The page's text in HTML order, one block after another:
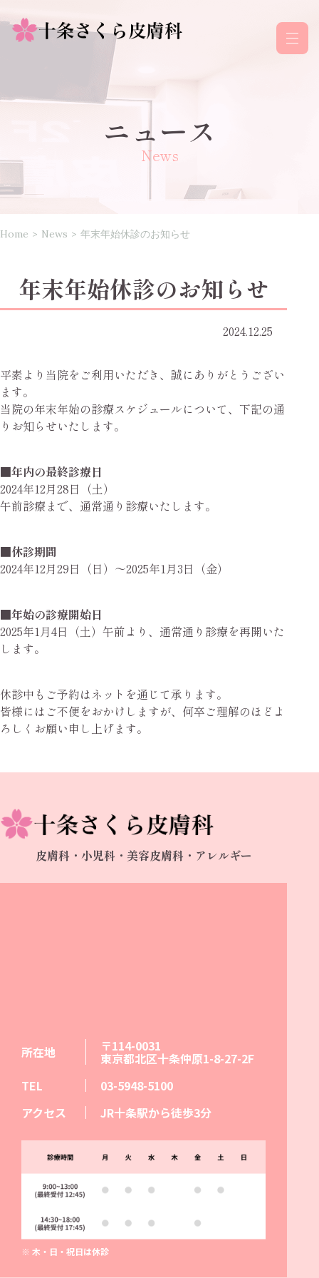
ニュース
News
Home > News > 年末年始休診のお知らせ
年末年始休診のお知らせ
2024.12.25
平素より当院をご利用いただき、誠にありがとうござい
ます。
当院の年末年始の診療スケジュールについて、下記の通
りお知らせいたします。
■年内の最終診療日
2024年12月28日（土）
午前診療まで、通常通り診療いたします。
■休診期間
2024年12月29日（日）～2025年1月3日（金）
■年始の診療開始日
2025年1月4日（土）午前より、通常通り診療を再開いた
します。
休診中もご予約はネットを通じて承ります。
皆様にはご不便をおかけしますが、何卒ご理解のほどよ
ろしくお願い申し上げます。
皮膚科・小児科・美容皮膚科・アレルギー
所在地 〒114-0031
東京都北区十条仲原1-8-27-2F
TEL
03-5948-5100
アクセス
JR十条駅から徒歩3分
※ 木・日・祝日は休診